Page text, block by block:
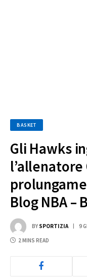
BASKET
Gli Hawks
Blog NBA –
BY SPORTIZIA 9
2 MINS READ